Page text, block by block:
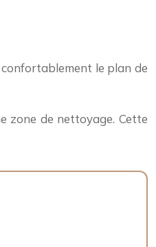
le plan de
zone de nettoyage. Cette